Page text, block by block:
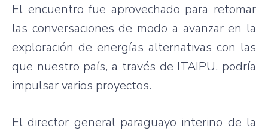
El encuentro fue aprovechado para retomar
las conversaciones de modo a avanzar en la
exploración de energías alternativas con las
que nuestro país, a través de ITAIPU, podría
impulsar varios proyectos.
El director general paraguayo interino de la